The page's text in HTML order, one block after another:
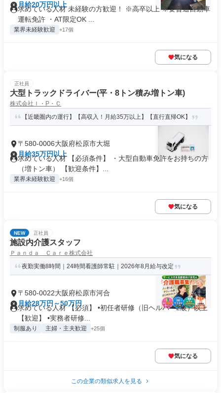
月給20万円以上
求めている人材 未経験の方歓迎！ ※高卒以上 ※要普通自動車
運転免許 ・AT限定OK ...
業界未経験歓迎 +17個
気になる
正社員
大型トラックドライバー(平・8トン積み増トン車)
株式会社Ｉ・P・Ｃ
【近畿圏内の運行】【高収入！月給35万以上】【直行直帰OK】
〒580-0006大阪府松原市大堀
月給35万円以上
求めている人材 【必須条件】 ・大型自動車免許をお持ちの方
（増トン車） 【歓迎条件】...
業界未経験歓迎 +16個
気になる
NEW 正社員
施設内介護スタッフ
Ｐａｎｄａ Ｃａｒｅ株式会社
夜勤実働8時間｜24時間看護師常駐｜2026年8月給与改定
〒580-0022大阪府松原市河合
月給28万円～50万円
求めている人材 【必須】 •初任者研修（旧ヘルパー2級）以上
【歓迎】 •実務者研修...
制服あり 主婦・主夫歓迎 +25個
気になる
この企業の類似求人を見る